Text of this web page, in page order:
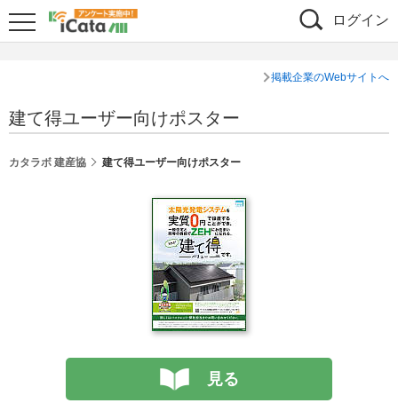
ログイン
掲載企業のWebサイトへ
建て得ユーザー向けポスター
カタラボ 建産協 建て得ユーザー向けポスター
見る